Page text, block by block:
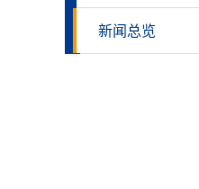
新闻总览